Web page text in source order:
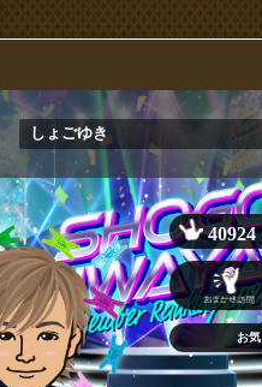
しょごゆき
40924